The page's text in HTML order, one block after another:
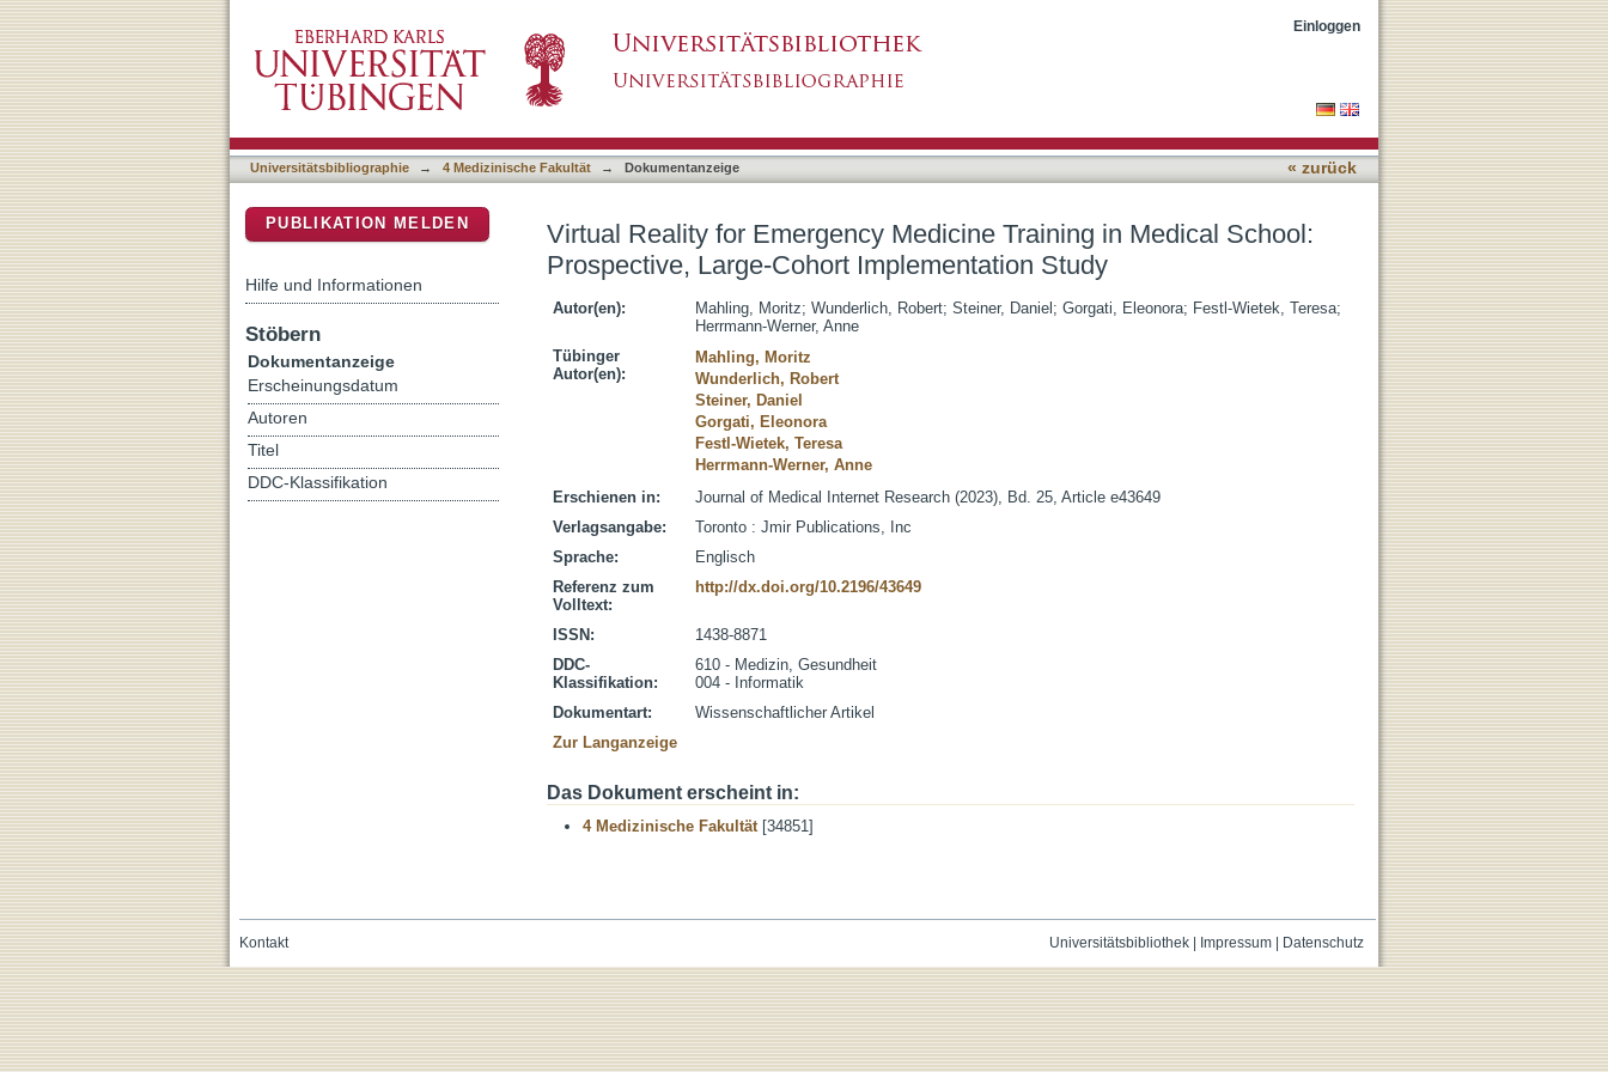
Virtual Reality for Emergency Medicine Training in Medical School: Prospective, Large-Cohort
Implementation Study
Einloggen
Universitätsbibliographie → 4 Medizinische Fakultät → Dokumentanzeige « zurück
Virtual Reality for Emergency Medicine Training in Medical School:
Prospective, Large-Cohort Implementation Study
Autor(en): Mahling, Moritz; Wunderlich, Robert; Steiner, Daniel ; Gorgati, Eleonora; Festl-Wietek, Teresa;
Herrmann-Werner, Anne
Tübinger
Autor(en):
Mahling, Moritz
Wunderlich, Robert
Steiner, Daniel
Gorgati, Eleonora
Festl-Wietek, Teresa
Herrmann-Werner, Anne
Erschienen in:
Journal of Medical Internet Research (2023), Bd. 25, Article e43649
Verlagsangabe:
Toronto : Jmir Publications, Inc
Sprache:
Englisch
Referenz zum
Volltext:
http://dx.doi.org/10.2196/43649
ISSN:
1438-8871
DDC-
Klassifikation:
610 - Medizin, Gesundheit
004 - Informatik
Dokumentart:
Wissenschaftlicher Artikel
Zur Langanzeige
Das Dokument erscheint in:
4 Medizinische Fakultät[34851]
PUBLIKATION MELDEN
Hilfe und Informationen
Stöbern
Dokumentanzeige
Erscheinungsdatum
Autoren
Titel
DDC-Klassifikation
Universitätsbibliothek| Impressum| Datenschutz
Kontakt